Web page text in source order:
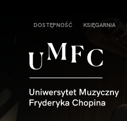
Strona
DOSTĘPNOŚĆ KSIĘGARNIA